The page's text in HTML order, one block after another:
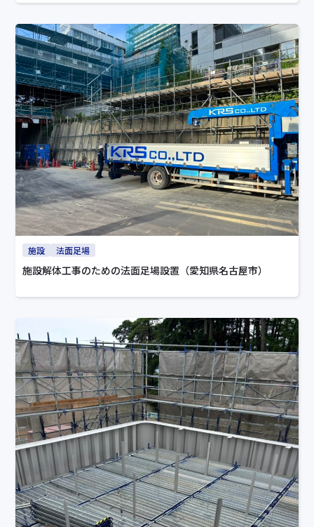
施設 法面足場
施設解体工事のための法面足場設置（愛知県名古屋市）